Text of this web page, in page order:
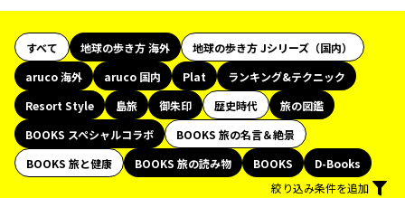
すべて 地球の歩き方 海外
地球の歩き方 Jシリーズ（国内）
aruco 海外
aruco 国内 Plat
ランキング&テクニック
Resort Style
島旅 御朱印 歴史時代
旅の図鑑
BOOKS スペシャルコラボ
BOOKS 旅の名言＆絶景
BOOKS 旅と健康
BOOKS 旅の読み物 BOOKS
D-Books
絞り込み条件を追加